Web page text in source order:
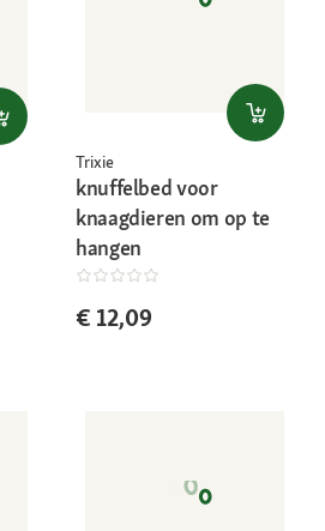
Trixie
knuffelbed voor
knaagdieren om op te
hangen
€ 12,09